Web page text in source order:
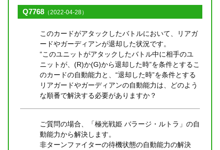
Q7768 （2022-04-28）
このカードがアタックしたバトルにおいて、リアガ
ードやガーディアンが退却した状況です。
“このユニットがアタックしたバトル中に相手のユ
ニットが、(R)か(G)から退却した時”を条件とするこ
のカードの自動能力と、“退却した時”を条件とする
リアガードやガーディアンの自動能力は、どのよう
な順番で解決する必要がありますか？
ご質問の場合、「極光戦姫 バラージ・ルトラ」の自
動能力から解決します。
非ターンファイターの待機状態の自動能力の解決